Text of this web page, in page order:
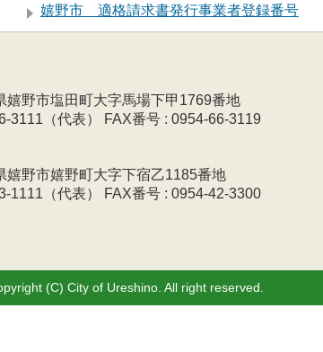
嬉野市 適格請求書発行事業者登録番号
嬉野市塩田町大字馬場下甲1769番地
3111（代表） FAX番号 : 0954-66-3119
嬉野市嬉野町大字下宿乙1185番地
1111（代表） FAX番号 : 0954-42-3300
(C) City of Ureshino. All right reserved.